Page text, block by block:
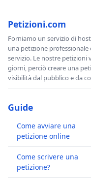
Petizioni.com
Forniamo un servizio di
una petizione
servizio. Le nostre
giorni, perciò creare una
visibilità dal pubblico e da
Guide
Come avviare una
petizione online
Come scrivere una
petizione?